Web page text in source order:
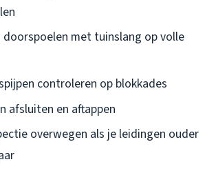
doorspoelen met tuinslang op volle
controleren op blokkades
afsluiten en aftappen
overwegen als je leidingen ouder